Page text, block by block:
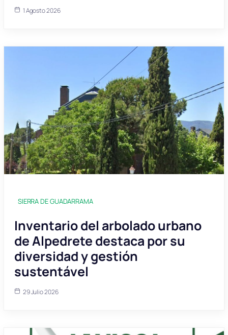
1 Agosto 2026
SIERRA DE GUADARRAMA
Inventario del arbolado urbano
de Alpedrete destaca por su
diversidad y gestión
sustentável
29 Julio 2026